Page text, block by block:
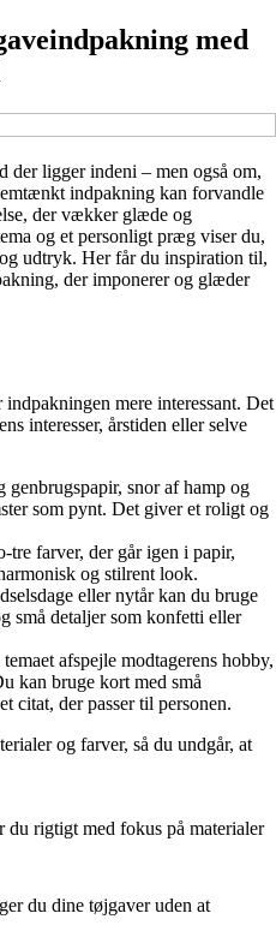
med
der ligger indeni – men også om,
indpakning kan forvandle
der vækker glæde og
og et personligt præg viser du,
udtryk. Her får du inspiration til,
der imponerer og glæder
mere interessant. Det
interesser, årstiden eller selve
genbrugspapir, snor af hamp og
som pynt. Det giver et roligt og
tre farver, der går igen i papir,
og stilrent look.
eller nytår kan du bruge
små detaljer som konfetti eller
afspejle modtagerens hobby,
kan bruge kort med små
citat, der passer til personen.
og farver, så du undgår, at
rigtigt med fokus på materialer
du dine tøjgaver uden at